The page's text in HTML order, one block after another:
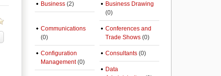
Business (2)
Business Drawing
(0)
Communications
(0)
Conferences and
Trade Shows (0)
Configuration
Management(0)
Consultants (0)
Data